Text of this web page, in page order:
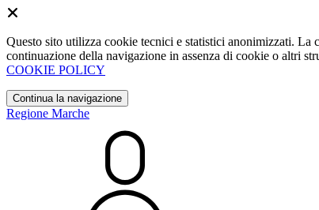
Questo sito utilizza cookie tecnici e statistici anonimizzati.
continuazione della navigazione in assenza di cookie o altri
COOKIE POLICY
Continua la navigazione
Regione Marche